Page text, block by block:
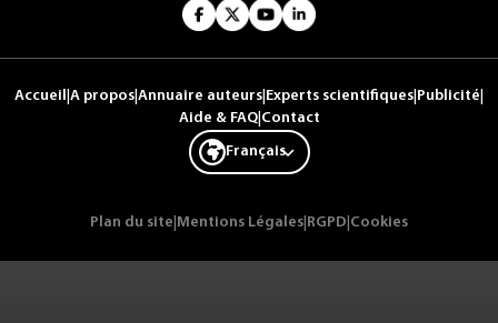
Accueil A propos Annuaire auteurs Experts scientifiques Publicité
Aide & FAQ| Contact
Français
Plan du site Mentions Légales RGPD Cookies